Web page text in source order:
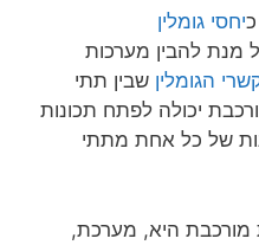
יחסי גומלין
מנת להבין מערכות
הגומלין שבין תתי
יכולה לפתח תכונות
של כל אחת מתתי
היא, מערכת,